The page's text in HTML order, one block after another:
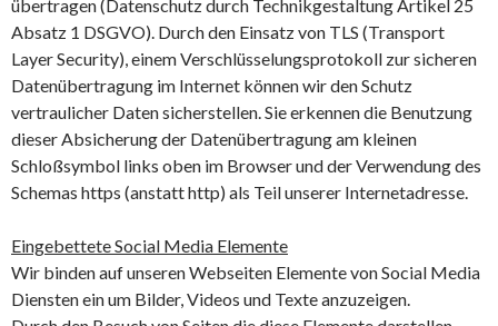
übertragen (Datenschutz durch Technikgestaltung Artikel 25
Absatz 1 DSGVO). Durch den Einsatz von TLS (Transport
Layer Security), einem Verschlüsselungsprotokoll zur sicheren
Datenübertragung im Internet können wir den Schutz
vertraulicher Daten sicherstellen. Sie erkennen die Benutzung
dieser Absicherung der Datenübertragung am kleinen
Schloßsymbol links oben im Browser und der Verwendung des
Schemas https (anstatt http) als Teil unserer Internetadresse.
Eingebettete Social Media Elemente
Wir binden auf unseren Webseiten Elemente von Social Media
Diensten ein um Bilder, Videos und Texte anzuzeigen.